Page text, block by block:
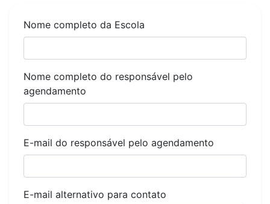
Nome completo da Escola
Nome completo do responsável pelo
agendamento
E-mail do responsável pelo agendamento
E-mail alternativo para contato